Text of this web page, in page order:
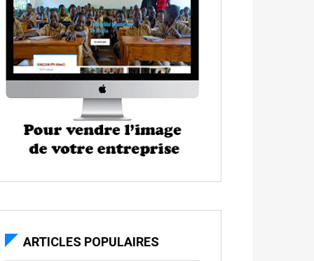
ARTICLES POPULAIRES